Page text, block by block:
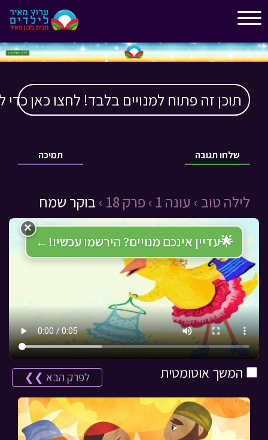
תוכן זה פתוח למנויים בלבד! לחצו כאן כדי
תמיכה שלחו תגובה
לילה טוב › עונה 1 › פרק 18 › בוקר שמח
🌟עדיין אינכם מנויים? הירשמו עכשיו! ←
×
המשך אוטומטית לפרק הבא ❯❯